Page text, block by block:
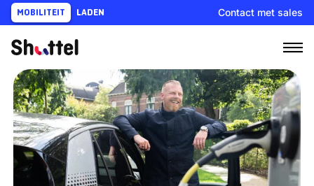
Ga
naar
content
MOBILITEIT LADEN Contact met sales